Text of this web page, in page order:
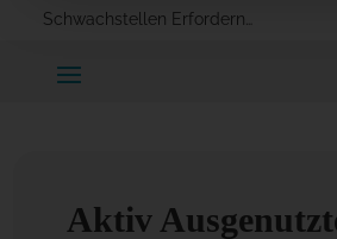
Schwachstellen Erfordern…
Aktiv